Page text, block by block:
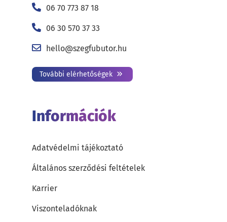
06 70 773 87 18
06 30 570 37 33
hello@szegfubutor.hu
További elérhetőségek
Információk
Adatvédelmi tájékoztató
Általános szerződési feltételek
Karrier
Viszonteladóknak